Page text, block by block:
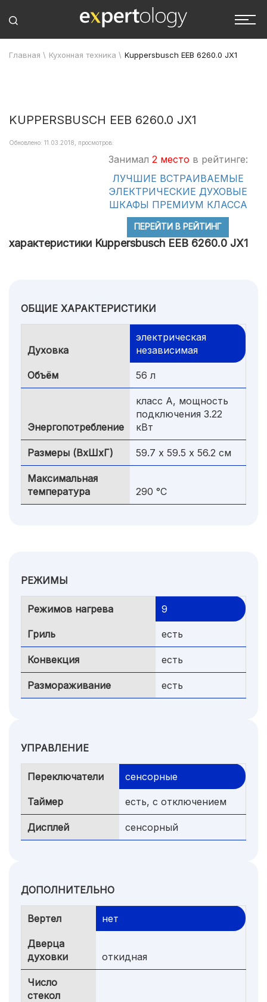
Главная \ Кухонная техника \ Kuppersbusch EEB 6260.0 JX1
KUPPERSBUSCH EEB 6260.0 JX1
Обновлено: 11.03.2018, просмотров:
Занимал 2 место в рейтинге:
ЛУЧШИЕ ВСТРАИВАЕМЫЕ
ЭЛЕКТРИЧЕСКИЕ ДУХОВЫЕ
ШКАФЫ ПРЕМИУМ КЛАССА
ПЕРЕЙТИ В РЕЙТИНГ
характеристики Kuppersbusch EEB 6260.0 JX1
ОБЩИЕ ХАРАКТЕРИСТИКИ
Духовка
электрическая
независимая
Объём 56 л
Энергопотребление
класс A, мощность
подключения 3.22
кВт
Размеры (ВхШхГ) 59.7 х 59.5 x 56.2 см
Максимальная
температура
290 °С
РЕЖИМЫ
Режимов нагрева 9
Гриль есть
Конвекция есть
Размораживание есть
УПРАВЛЕНИЕ
Переключатели сенсорные
Таймер есть, с отключением
Дисплей сенсорный
ДОПОЛНИТЕЛЬНО
Вертел нет
Дверца
духовки
откидная
Число
стекол